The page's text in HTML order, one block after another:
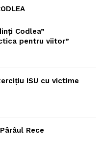
Codlea”
pentru viitor”
ISU cu victime
Rece